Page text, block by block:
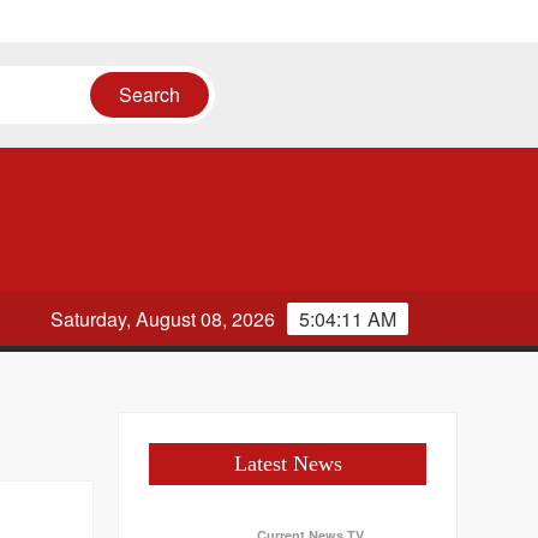
5:04:11 AM
Saturday, August 08, 2026
Latest News